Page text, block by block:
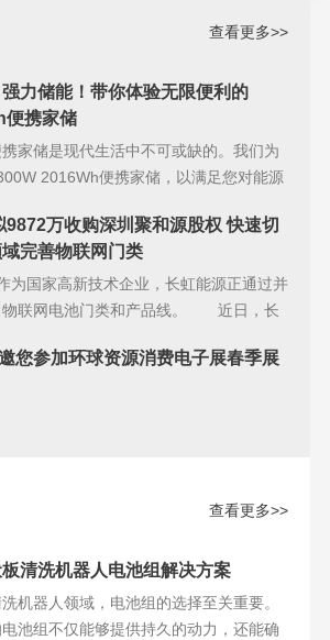
查看更多>>
力储能！带你体验无限便利的
便携家储
家储是现代生活中不可或缺的。我们为
2016Wh便携家储，以满足您对能源
9872万收购深圳聚和源股权 快速切
完善物联网门类
为国家高新技术企业，长虹能源正通过并
物联网电池门类和产品线。 近日，长
您参加环球资源消费电子展春季展
查看更多>>
清洗机器人电池组解决方案
机器人领域，电池组的选择至关重要。
池组不仅能够提供持久的动力，还能确